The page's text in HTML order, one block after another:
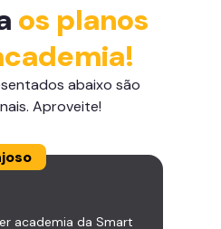
os planos
abaixo são
Aproveite!
academia da Smart